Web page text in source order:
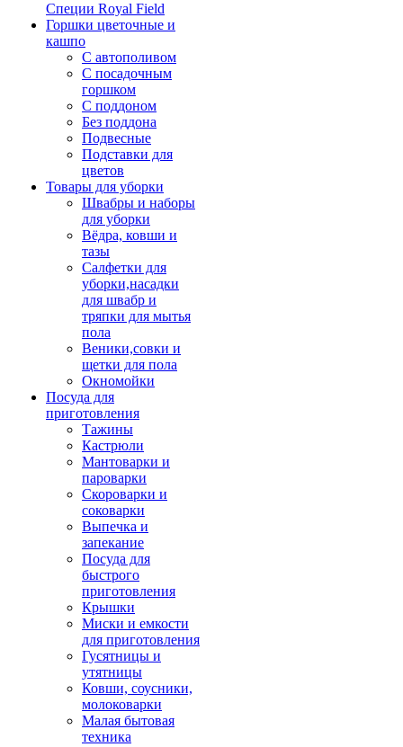
Специи Royal Field
Горшки цветочные и
кашпо
С автополивом
С посадочным
горшком
С поддоном
Без поддона
Подвесные
Подставки для
цветов
Товары для уборки
Швабры и наборы
для уборки
Вёдра, ковши и
тазы
Салфетки для
уборки,насадки
для швабр и
тряпки для мытья
пола
Веники,совки и
щетки для пола
Окномойки
Посуда для
приготовления
Тажины
Кастрюли
Мантоварки и
пароварки
Скороварки и
соковарки
Выпечка и
запекание
Посуда для
быстрого
приготовления
Крышки
Миски и емкости
для приготовления
Гусятницы и
утятницы
Ковши, соусники,
молоковарки
Малая бытовая
техника